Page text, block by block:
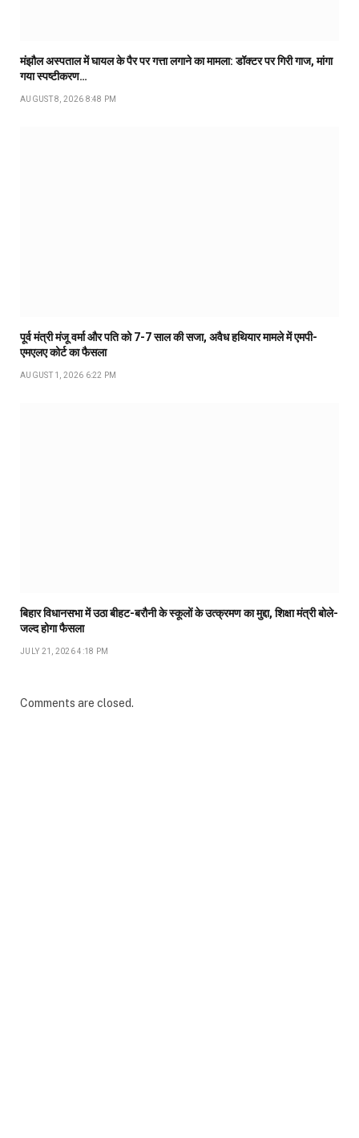
मंझौल अस्पताल में घायल के पैर पर गत्ता लगाने का मामला: डॉक्टर पर गिरी गाज, मांगा
गया स्पष्टीकरण…
AUGUST 8, 2026 8:48 PM
पूर्व मंत्री मंजू वर्मा और पति को 7-7 साल की सजा, अवैध हथियार मामले में एमपी-
एमएलए कोर्ट का फैसला
AUGUST 1, 2026 6:22 PM
बिहार विधानसभा में उठा बीहट-बरौनी के स्कूलों के उत्क्रमण का मुद्दा, शिक्षा मंत्री बोले-
जल्द होगा फैसला
JULY 21, 2026 4:18 PM
Comments are closed.